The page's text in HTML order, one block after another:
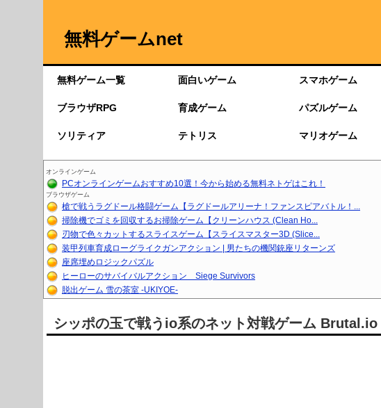
無料ゲームnet
無料ゲーム一覧 面白いゲーム スマホゲーム
ブラウザRPG 育成ゲーム パズルゲーム
ソリティア テトリス マリオゲーム
オンラインゲーム
PCオンラインゲームおすすめ10選！今から始める無料ネトゲはこれ！
ブラウザゲーム
槍で戦うラグドール格闘ゲーム【ラグドールアリーナ！ファンスピアバトル！...
掃除機でゴミを回収するお掃除ゲーム【クリーンハウス (Clean Ho...
刃物で色々カットするスライスゲーム【スライスマスター3D (Slice...
装甲列車育成ローグライクガンアクション | 男たちの機関銃座リターンズ
座席埋めロジックパズル
ヒーローのサバイバルアクション Siege Survivors
脱出ゲーム 雪の茶室 -UKIYOE-
シッポの玉で戦うio系のネット対戦ゲーム Brutal.io